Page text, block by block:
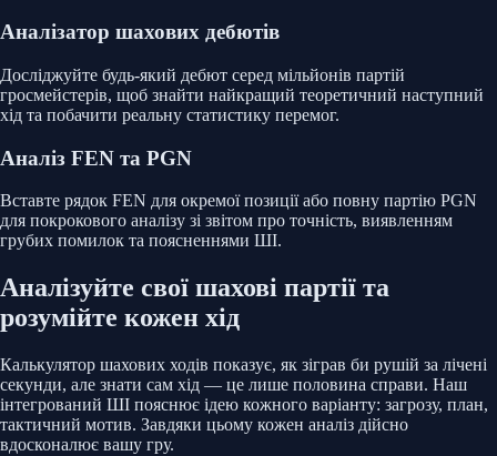
Аналізатор шахових дебютів
Досліджуйте будь-який дебют серед мільйонів партій
гросмейстерів, щоб знайти найкращий теоретичний наступний
хід та побачити реальну статистику перемог.
Аналіз FEN та PGN
Вставте рядок FEN для окремої позиції або повну партію PGN
для покрокового аналізу зі звітом про точність, виявленням
грубих помилок та поясненнями ШІ.
Аналізуйте свої шахові партії та
розумійте кожен хід
Калькулятор шахових ходів показує, як зіграв би рушій за лічені
секунди, але знати сам хід — це лише половина справи. Наш
інтегрований ШІ пояснює ідею кожного варіанту: загрозу, план,
тактичний мотив. Завдяки цьому кожен аналіз дійсно
вдосконалює вашу гру.